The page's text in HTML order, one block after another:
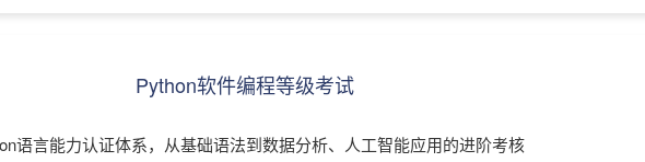
Python软件编程等级考试
语言能力认证体系，从基础语法到数据分析、人工智能应用的进阶考核